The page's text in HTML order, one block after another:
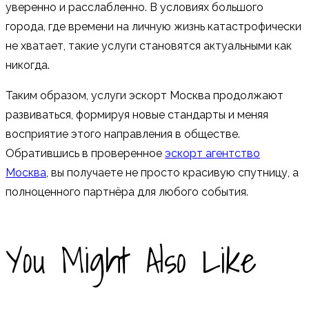
уверенно и расслабленно. В условиях большого
города, где времени на личную жизнь катастрофически
не хватает, такие услуги становятся актуальными как
никогда.
Таким образом, услуги эскорт Москва продолжают
развиваться, формируя новые стандарты и меняя
восприятие этого направления в обществе.
Обратившись в проверенное эскорт агентство
Москва, вы получаете не просто красивую спутницу, а
полноценного партнёра для любого события.
You Might Also Like